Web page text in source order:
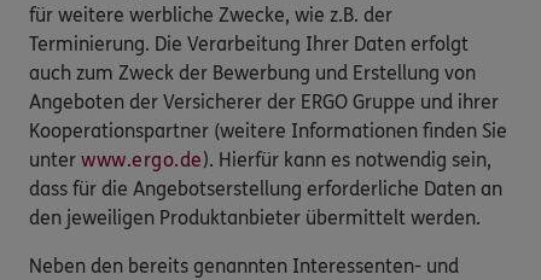
für weitere werbliche Zwecke, wie z.B. der
Terminierung. Die Verarbeitung Ihrer Daten erfolgt
auch zum Zweck der Bewerbung und Erstellung von
Angeboten der Versicherer der ERGO Gruppe und ihrer
Kooperationspartner (weitere Informationen finden Sie
unter www.ergo.de). Hierfür kann es notwendig sein,
dass für die Angebotserstellung erforderliche Daten an
den jeweiligen Produktanbieter übermittelt werden.
Neben den bereits genannten Interessenten- und